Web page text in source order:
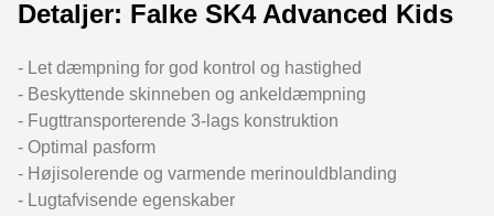
Detaljer: Falke SK4 Advanced Kids
- Let dæmpning for god kontrol og hastighed
- Beskyttende skinneben og ankeldæmpning
- Fugttransporterende 3-lags konstruktion
- Optimal pasform
- Højisolerende og varmende merinouldblanding
- Lugtafvisende egenskaber